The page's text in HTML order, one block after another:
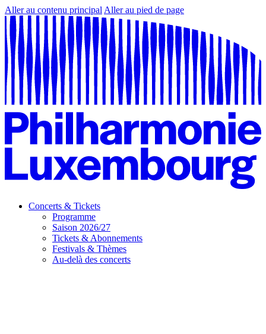
Aller au contenu principal Aller au pied de page
Concerts & Tickets
Programme
Saison 2026/27
Tickets & Abonnements
Festivals & Thèmes
Au-delà des concerts